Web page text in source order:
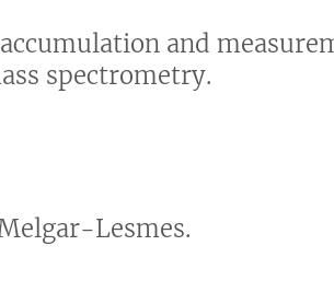
and
spectrometry.
Lesmes.